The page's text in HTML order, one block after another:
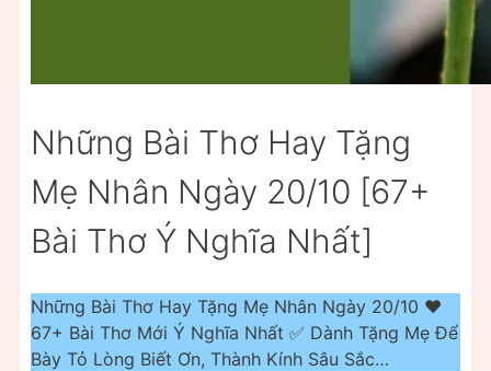
Những Bài Thơ Hay Tặng
Mẹ Nhân Ngày 20/10 [67+
Bài Thơ Ý Nghĩa Nhất]
Những Bài Thơ Hay Tặng Mẹ Nhân Ngày 20/10 ❤️
67+ Bài Thơ Mới Ý Nghĩa Nhất ✅ Dành Tặng Mẹ Để
Bày Tỏ Lòng Biết Ơn, Thành Kính Sâu Sắc…